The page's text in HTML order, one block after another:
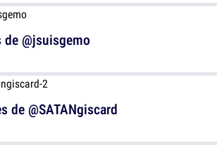
@jsuisgemo
de @SATANgiscard